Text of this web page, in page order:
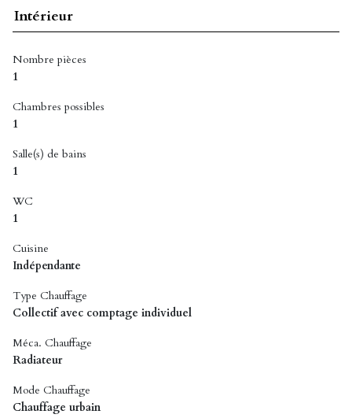
Intérieur
Nombre pièces
1
Chambres possibles
1
Salle(s) de bains
1
WC
1
Cuisine
Indépendante
Type Chauffage
Collectif avec comptage individuel
Méca. Chauffage
Radiateur
Mode Chauffage
Chauffage urbain